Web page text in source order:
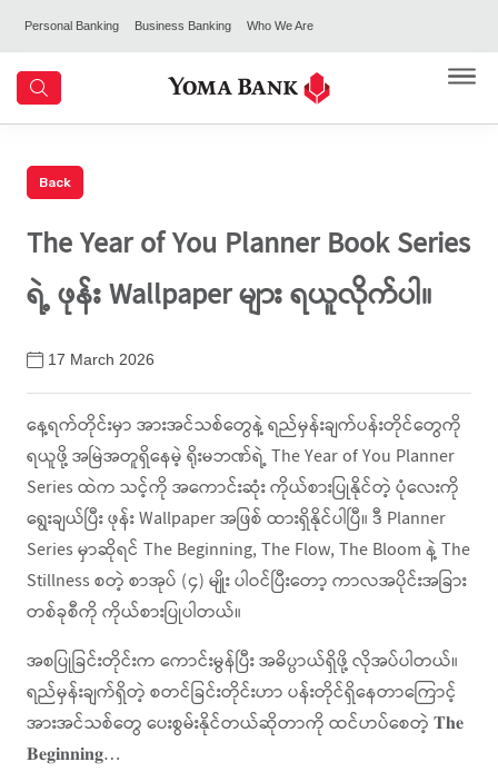
Personal Banking Business Banking Who We Are
The Year of You Planner Book Series
ရဲ့ ဖုန်း Wallpaper များ ရယူလိုက်ပါ။
17 March 2026
နေ့ရက်တိုင်းမှာ အားအင်သစ်တွေနဲ့ ရည်မှန်းချက်ပန်းတိုင်တွေကို
ရယူဖို့ အမြဲအတူရှိနေမဲ့ ရိုးမဘဏ်ရဲ့ The Year of You Planner
Series ထဲက သင့်ကို အကောင်းဆုံး ကိုယ်စားပြုနိုင်တဲ့ ပုံလေးကို
ရွေးချယ်ပြီး ဖုန်း Wallpaper အဖြစ် ထားရှိနိုင်ပါပြီ။ ဒီ Planner
Series မှာဆိုရင် The Beginning, The Flow, The Bloom နဲ့ The
Stillness စတဲ့ စာအုပ် (၄) မျိုး ပါဝင်ပြီးတော့ ကာလအပိုင်းအခြား
တစ်ခုစီကို ကိုယ်စားပြုပါတယ်။
အစပြုခြင်းတိုင်းက ကောင်းမွန်ပြီး အဓိပ္ပာယ်ရှိဖို့ လိုအပ်ပါတယ်။
ရည်မှန်းချက်ရှိတဲ့ စတင်ခြင်းတိုင်းဟာ ပန်းတိုင်ရှိနေတာကြောင့်
အားအင်သစ်တွေ ပေးစွမ်းနိုင်တယ်ဆိုတာကို ထင်ဟပ်စေတဲ့ 𝐓𝐡𝐞
𝐁𝐞𝐠𝐢𝐧𝐧𝐢𝐧𝐠…